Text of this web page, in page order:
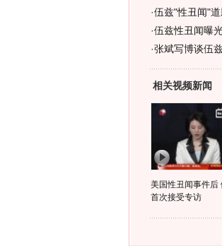
·伍兹"性丑闻"
·伍兹性丑闻曝
·张斌写博谈伍
相关视频新闻
美国性丑闻事件后
首次接受专访